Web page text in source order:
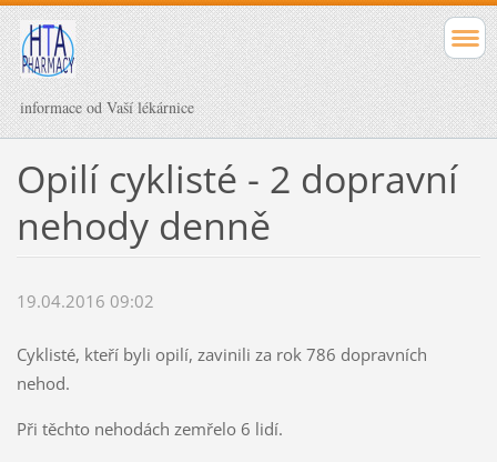
informace od Vaší lékárnice
Opilí cyklisté - 2 dopravní
nehody denně
19.04.2016 09:02
Cyklisté, kteří byli opilí, zavinili za rok 786 dopravních
nehod.
Při těchto nehodách zemřelo 6 lidí.